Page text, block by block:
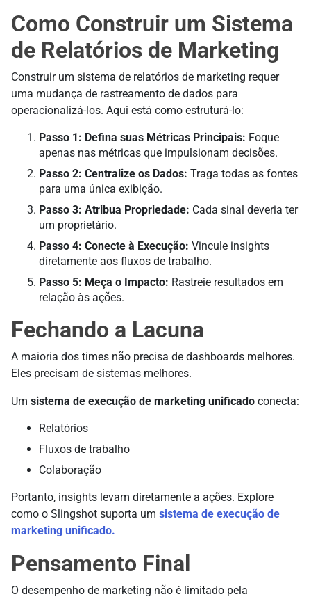
Como Construir um Sistema
de Relatórios de Marketing
Construir um sistema de relatórios de marketing requer
uma mudança de rastreamento de dados para
operacionalizá-los. Aqui está como estruturá-lo:
Passo 1: Defina suas Métricas Principais: Foque
apenas nas métricas que impulsionam decisões.
Passo 2: Centralize os Dados: Traga todas as fontes
para uma única exibição.
Passo 3: Atribua Propriedade: Cada sinal deveria ter
um proprietário.
Passo 4: Conecte à Execução: Vincule insights
diretamente aos fluxos de trabalho.
Passo 5: Meça o Impacto: Rastreie resultados em
relação às ações.
Fechando a Lacuna
A maioria dos times não precisa de dashboards melhores.
Eles precisam de sistemas melhores.
Um sistema de execução de marketing unificado conecta:
Relatórios
Fluxos de trabalho
Colaboração
Portanto, insights levam diretamente a ações. Explore
como o Slingshot suporta um sistema de execução de
marketing unificado.
Pensamento Final
O desempenho de marketing não é limitado pela